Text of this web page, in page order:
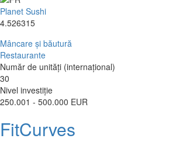
Planet Sushi
4.526315
Mâncare și băutură
Restaurante
Număr de unități (internațional)
30
Nivel investiție
250.001 - 500.000 EUR
FitCurves